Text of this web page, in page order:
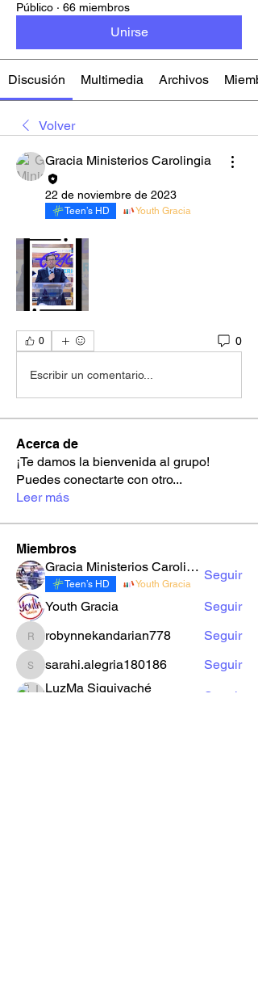
Público · 66 miembros
Unirse
Discusión Multimedia Archivos
Volver
Gracia Ministerios Carolingia
22 de noviembre de 2023
Teen’s HD Youth Gracia
0 0
Escribir un comentario...
Acerca de
¡Te damos la bienvenida al grupo!
Puedes conectarte con otro...
Leer más
Miembros
Gracia Ministerios Carolingia
Teen’s HD Youth Gracia
Seguir
Youth Gracia Seguir
robynnekandarian778
robynnekandarian778 Seguir
sarahi.alegria180186
sarahi.alegria180186
Seguir
LuzMa Siquivaché
Seguir